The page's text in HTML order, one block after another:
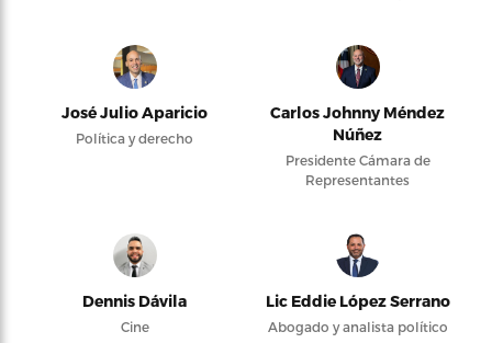
José Julio Aparicio
Política y derecho
Carlos Johnny Méndez
Núñez
Presidente Cámara de
Representantes
Dennis Dávila
Cine
Lic Eddie López Serrano
Abogado y analista político